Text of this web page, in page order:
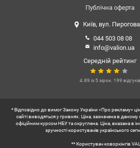
Публічна оферта
Київ, вул.
044 503 08 08
info@valion.ua
Середній рейтинг
4.89 із 5 зірок. 199 відгуків
* Відповідно до вимог Закону України «Про рекламу»
сайті виводяться у гривнях. Ціна, зазначена в
офіційним курсом НБУ та округлена. Ціна, вказана в
зручності користувачів українського
** Користувач коворкінгів